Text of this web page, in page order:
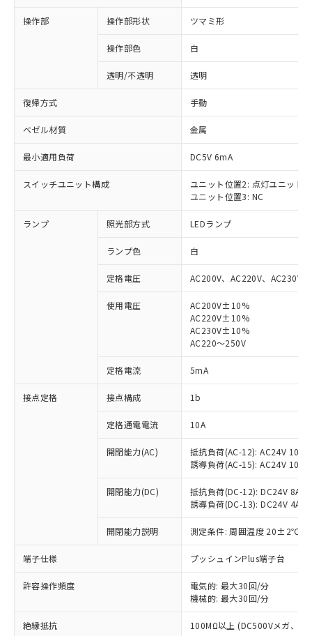
操作部 操作部形状 ツマミ形
操作部色 白
透明/不透明 透明
復帰方式 手動
ベゼル材質 金属
最小適用負荷 DC5V 6mA
スイッチユニット構成
ユニット位置2: 点灯ユニット
ユニット位置3: NC
ランプ 照光部方式 LEDランプ
ランプ色 白
定格電圧 AC200V、AC220V、AC230V
使用電圧
AC200V±10%
AC220V±10%
AC230V±10%
AC220～250V
定格電流 5mA
接点定格 接点構成 1b
定格通電電流 10A
開閉能力(AC)
抵抗負荷(AC-12): AC24V 10A/
誘導負荷(AC-15): AC24V
開閉能力(DC)
抵抗負荷(DC-12): DC24V 8A/
誘導負荷(DC-13): DC24V 4A/
開閉能力説明 測定条件: 周囲温度 20±2℃、
端子仕様 プッシュインPlus端子台
許容操作頻度
電気的: 最大30回/分
機械的: 最大30回/分
絶縁抵抗 100MΩ以上 (DC500Vメガ、点
ご利用条件
以下の条件をお読みいただき、同意のうえ
ご利用ください。
商品の当社在庫状況および標準価格
(税抜)を提供させていただくもので
当社制御機器事業取扱商品の中には、
本サービスの対象外となる商品もある
ことをご了承ください。
在庫状況および標準価格照会結果は、
記載している更新日時点での社内デー
タに基づき作成されるものであり、閲
覧された時点での実際の在庫および標
対応済み：EU RoHS指令（10物質）の
非含有に対応した製品が提供可能な商品で
対応予定：EU RoHS指令（10物質）の非含
有に対応した製品に切り替える予定のある
対応予定なし：EU RoHS指令（10物質）の
非含有に非対応の商品で、対応品を出す予
調査・確認中：EU RoHS指令（10物質）の
非含有の対応状況を調査中または確認中の
非該当品：ライセンス料など無形物で、有
害物質有無と関係のない商品です。
仕入先様の事情により、非含有部品として
いたものが、含有品と判明した場合などや
むを得ず変更することがあります。
ミウム(Cd) 100ppm以下、
※1 中国RoHS○×表
「○」：最大均質材料含有率が中国RoHSの
基準値以下であることを示します。
「×」：最大均質材料含有率が中国RoHSの
基準値を超えていることを示します。
「－」：未確認です。当社販売部門へお問
い合わせください。
*中国RoHS10物質の基準値 (GB/T26572)：
Pb(鉛) :1000ppm、 Hg(水銀) : 1000ppm、 Cd(カドミウ
当社は、これら貴社製品のうち、外国
為替および外国貿易法に定める商品
（以下｢規制貨物等」という）を輸出
または国外への提供する場合は、日本
国政府の輸出許可(または役務取引許